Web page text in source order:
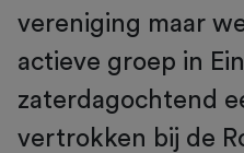
vereniging maar
actieve groep in
zaterdagochtend
vertrokken bij de